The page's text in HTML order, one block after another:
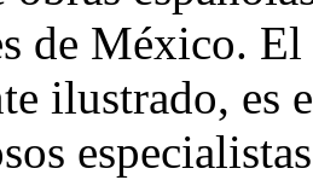
de México.
ilustrado, es